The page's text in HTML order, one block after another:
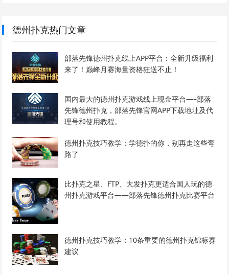
德州扑克热门文章
部落先锋德州扑克线上APP平台：全新升级福利
来了！巅峰月赛海量资格狂送不止！
国内最大的德州扑克游戏线上现金平台—–部落
先锋德州扑克，部落先锋官网APP下载地址及代
理号和使用教程。
德州扑克技巧教学：学德扑的你，别再走这些弯
路了
比扑克之星、FTP、大发扑克更适合国人玩的德
州扑克游戏平台——部落先锋德州扑克比赛平台
德州扑克技巧教学：10条重要的德州扑克锦标赛
建议